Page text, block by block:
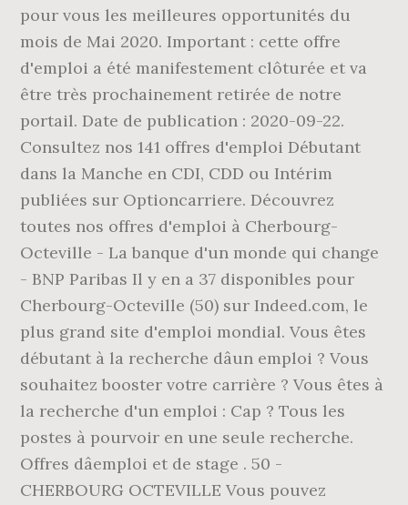
pour vous les meilleures opportunités du
mois de Mai 2020. Important : cette offre
d'emploi a été manifestement clôturée et va
être très prochainement retirée de notre
portail. Date de publication : 2020-09-22.
Consultez nos 141 offres d'emploi Débutant
dans la Manche en CDI, CDD ou Intérim
publiées sur Optioncarriere. Découvrez
toutes nos offres d'emploi à Cherbourg-
Octeville - La banque d'un monde qui change
- BNP Paribas Il y en a 37 disponibles pour
Cherbourg-Octeville (50) sur Indeed.com, le
plus grand site d'emploi mondial. Vous êtes
débutant à la recherche dâun emploi ? Vous
souhaitez booster votre carrière ? Vous êtes à
la recherche d'un emploi : Cap ? Tous les
postes à pourvoir en une seule recherche.
Offres dâemploi et de stage . 50 -
CHERBOURG OCTEVILLE Vous pouvez